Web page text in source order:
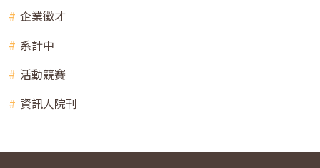
企業徵才
系計中
活動競賽
資訊人院刊